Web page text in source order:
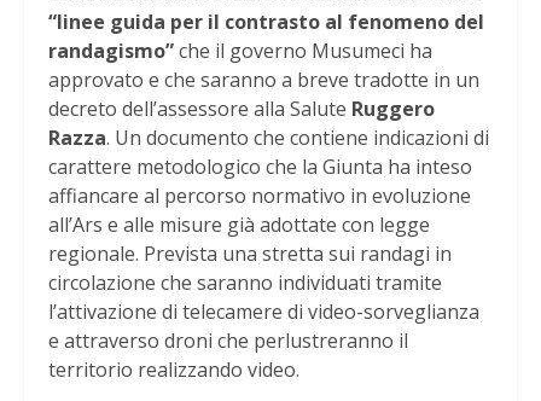
“linee guida per il contrasto al fenomeno del
randagismo”che il governo Musumeci ha
approvato e che saranno a breve tradotte in un
decreto dell’assessore alla Salute Ruggero
Razza. Un documento che contiene indicazioni di
carattere metodologico che la Giunta ha inteso
affiancare al percorso normativo in evoluzione
all’Ars e alle misure già adottate con legge
regionale. Prevista una stretta sui randagi in
circolazione che saranno individuati tramite
l’attivazione di telecamere di video-sorveglianza
e attraverso droni che perlustreranno il
territorio realizzando video.